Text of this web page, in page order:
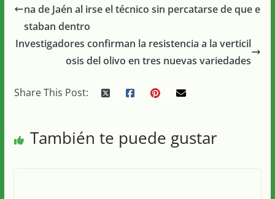
na de Jaén al irse el técnico sin percatarse de que e
staban dentro
Investigadores confirman la resistencia a la verticil
osis del olivo en tres nuevas variedades
Share This Post:
También te puede gustar